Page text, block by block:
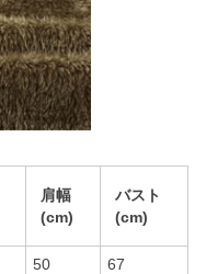
肩幅
(cm)
バスト
(cm)
50 67